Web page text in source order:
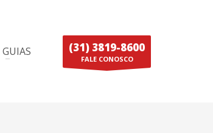
GUIAS (31) 3819-8600
FALE CONOSCO